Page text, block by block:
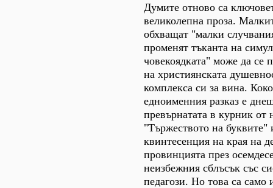
Думите отново са
великолепна проза.
обхващат "малки
променят тъканта на
човекоядката" може да се
на християнската
комплекса си за вина.
едноименния разказ е
превърнатата в курник от
"Тържеството на
квинтесенция на края на
провинцията през
неизбежния сблъсък със
педагози. Но това са само